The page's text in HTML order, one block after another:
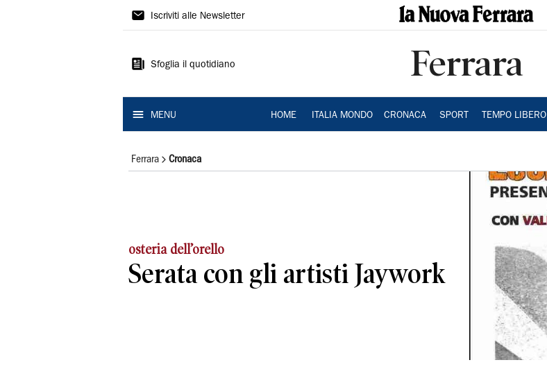
La
Ferrara
Iscriviti alle Newsletter
Sfoglia il quotidiano Ferrara
MENU HOME ITALIA MONDO CRONACA SPORT TEMPO LIBERO
Ferrara Cronaca
osteria dell’orello
Serata con gli artisti Jaywork